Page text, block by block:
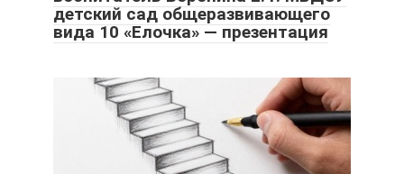
детский сад общеразвивающего
вида 10 «Елочка» — презентация